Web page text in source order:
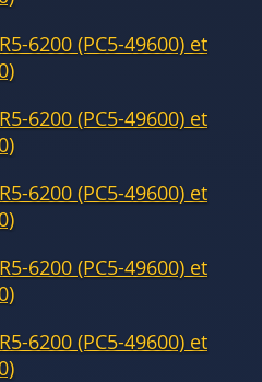
6200 (PC5-49600) et
6200 (PC5-49600) et
6200 (PC5-49600) et
6200 (PC5-49600) et
6200 (PC5-49600) et